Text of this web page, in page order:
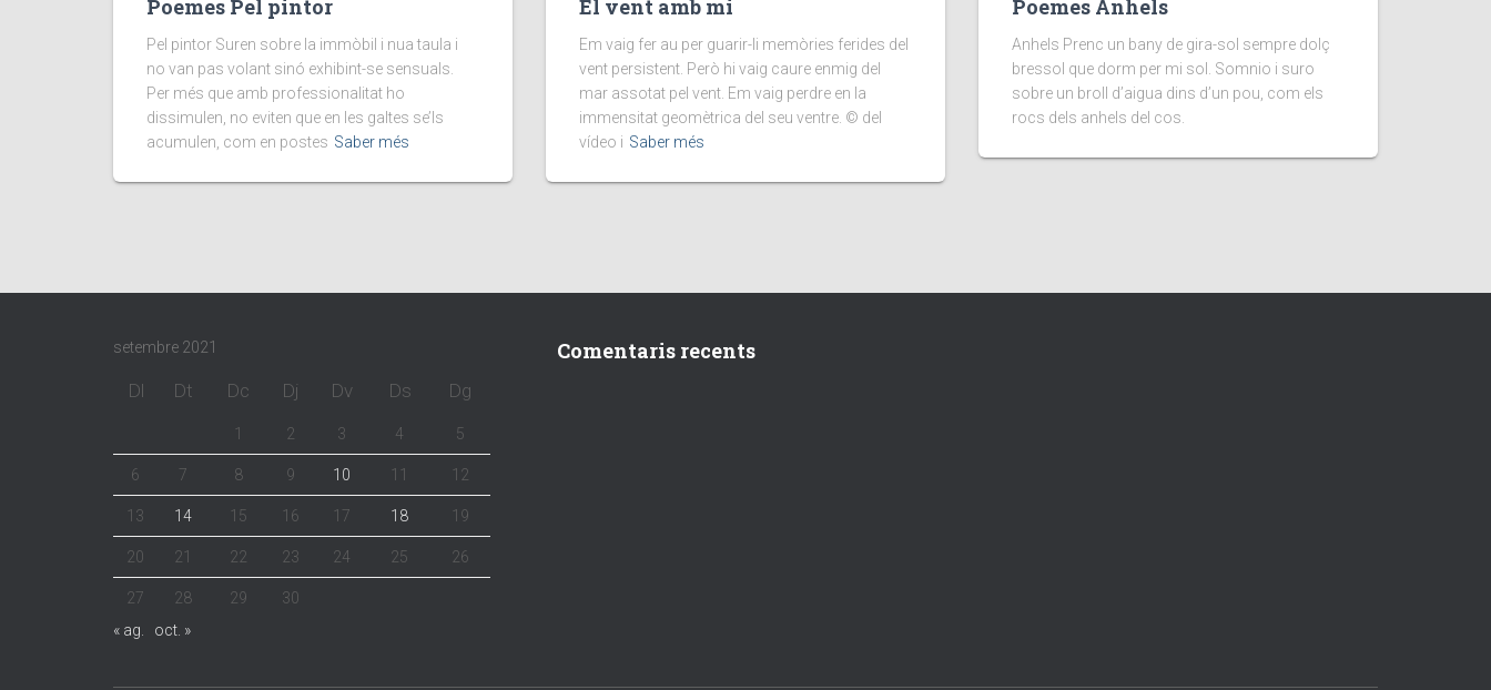
Poemes Pel pintor
Pel pintor Suren sobre la immòbil i nua taula i
no van pas volant sinó exhibint-se sensuals.
Per més que amb professionalitat ho
dissimulen, no eviten que en les galtes se’ls
acumulen, com en postes Saber més
El vent amb mi
Em vaig fer au per guarir-li memòries ferides del
vent persistent. Però hi vaig caure enmig del
mar assotat pel vent. Em vaig perdre en la
immensitat geomètrica del seu ventre. © del
vídeo i Saber més
Poemes Anhels
Anhels Prenc un bany de gira-sol sempre dolç
bressol que dorm per mi sol. Somnio i suro
sobre un broll d’aigua dins d’un pou, com els
rocs dels anhels del cos.
setembre 2021
Dl Dt Dc Dj Dv Ds Dg
1 2 3 4 5
6 7 8 9 10 11 12
13 14 15 16 17 18 19
20 21 22 23 24 25 26
27 28 29
30
« ag.
oct. »
Comentaris recents